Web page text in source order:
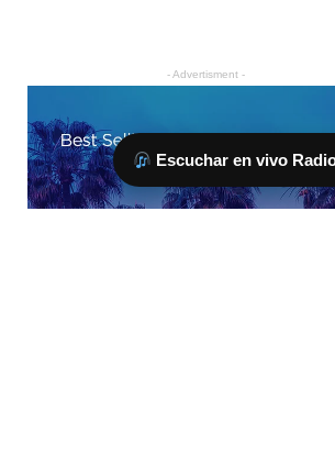
Escuchar en vivo